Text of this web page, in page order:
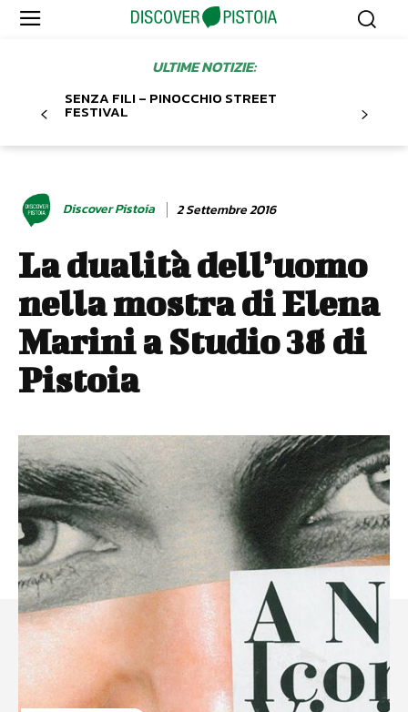
ULTIME NOTIZIE:
SENZA FILI – PINOCCHIO STREET
FESTIVAL
Discover Pistoia 2 Settembre 2016
La dualità dell’uomo
nella mostra di Elena
Marini a Studio 38 di
Pistoia